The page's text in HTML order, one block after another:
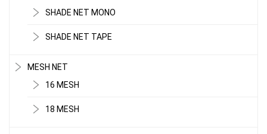
SHADE NET MONO
SHADE NET TAPE
MESH NET
16 MESH
18 MESH